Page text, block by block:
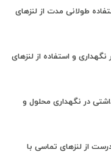
طولانی مدت از لنزهای
و استفاده از لنزهای
در نگهداری محلول و
از لنزهای تماسی با